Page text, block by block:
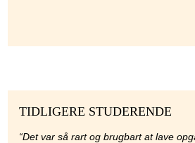
TIDLIGERE STUDERENDE
“Det var så rart og brugbart at lave